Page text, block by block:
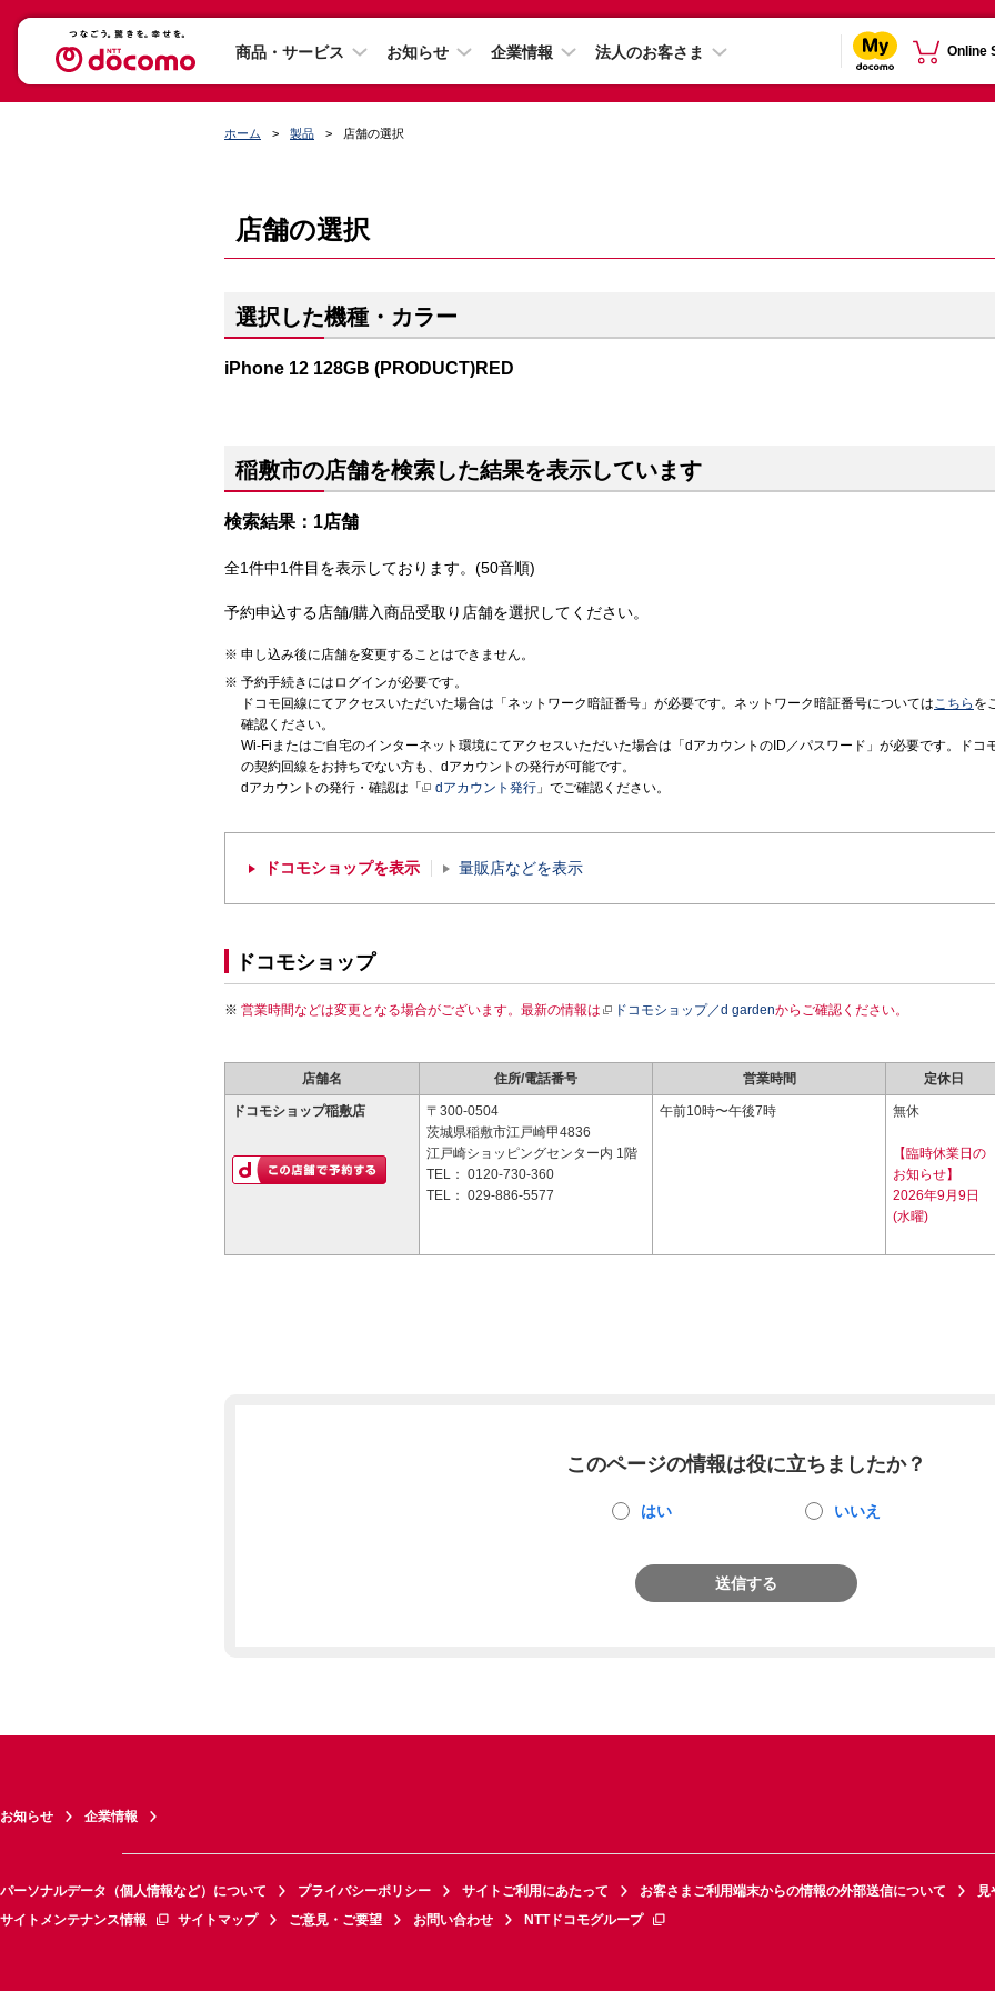
商品・サービス お知らせ 企業情報 法人のお客さま Online
ホーム 製品 店舗の選択
店舗の選択
選択した機種・カラー
iPhone 12 128GB (PRODUCT)RED
稲敷市の店舗を検索した結果を表示しています
検索結果：1店舗
全1件中1件目を表示しております。(50音順)
予約申込する店舗/購入商品受取り店舗を選択してください。
申し込み後に店舗を変更することはできません。
予約手続きにはログインが必要です。
ドコモ回線にてアクセスいただいた場合は「ネットワーク暗証番号」が必要です。ネットワーク暗証番号についてはこちら を
確認ください。
Wi-Fiまたはご自宅のインターネット環境にてアクセスいただいた場合は「dアカウントのID／パスワード」が必要です。ドコ
の契約回線をお持ちでない方も、dアカウントの発行が可能です。
dアカウントの発行・確認は「
dアカウント発行 」でご確認ください。
ドコモショップを表示 量販店などを表示
ドコモショップ
営業時間などは変更となる場合がございます。最新の情報は ドコモショップ／d gardenからご確認ください。
店舗名 住所/電話番号 営業時間 定休日
ドコモショップ稲敷店
〒300-0504
茨城県稲敷市江戸崎甲4836
江戸崎ショッピングセンター内 1階
TEL： 0120-730-360
TEL： 029-886-5577
午前10時〜午後7時 無休
【臨時休業日の
お知らせ】
2026年9月9日
(水曜)
このページの情報は役に立ちましたか？
はい いいえ
送信する
お知らせ 企業情報
パーソナルデータ（個人情報など）について プライバシーポリシー サイトご利用にあたって お客さまご利用端末からの情報の外部送信について
見
サイトメンテナンス情報
サイトマップ ご意見・ご要望 お問い合わせ NTTドコモグループ